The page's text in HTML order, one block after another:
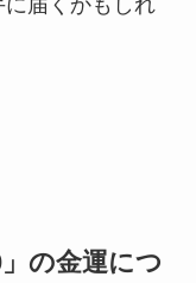
届くかもしれ
の金運につ